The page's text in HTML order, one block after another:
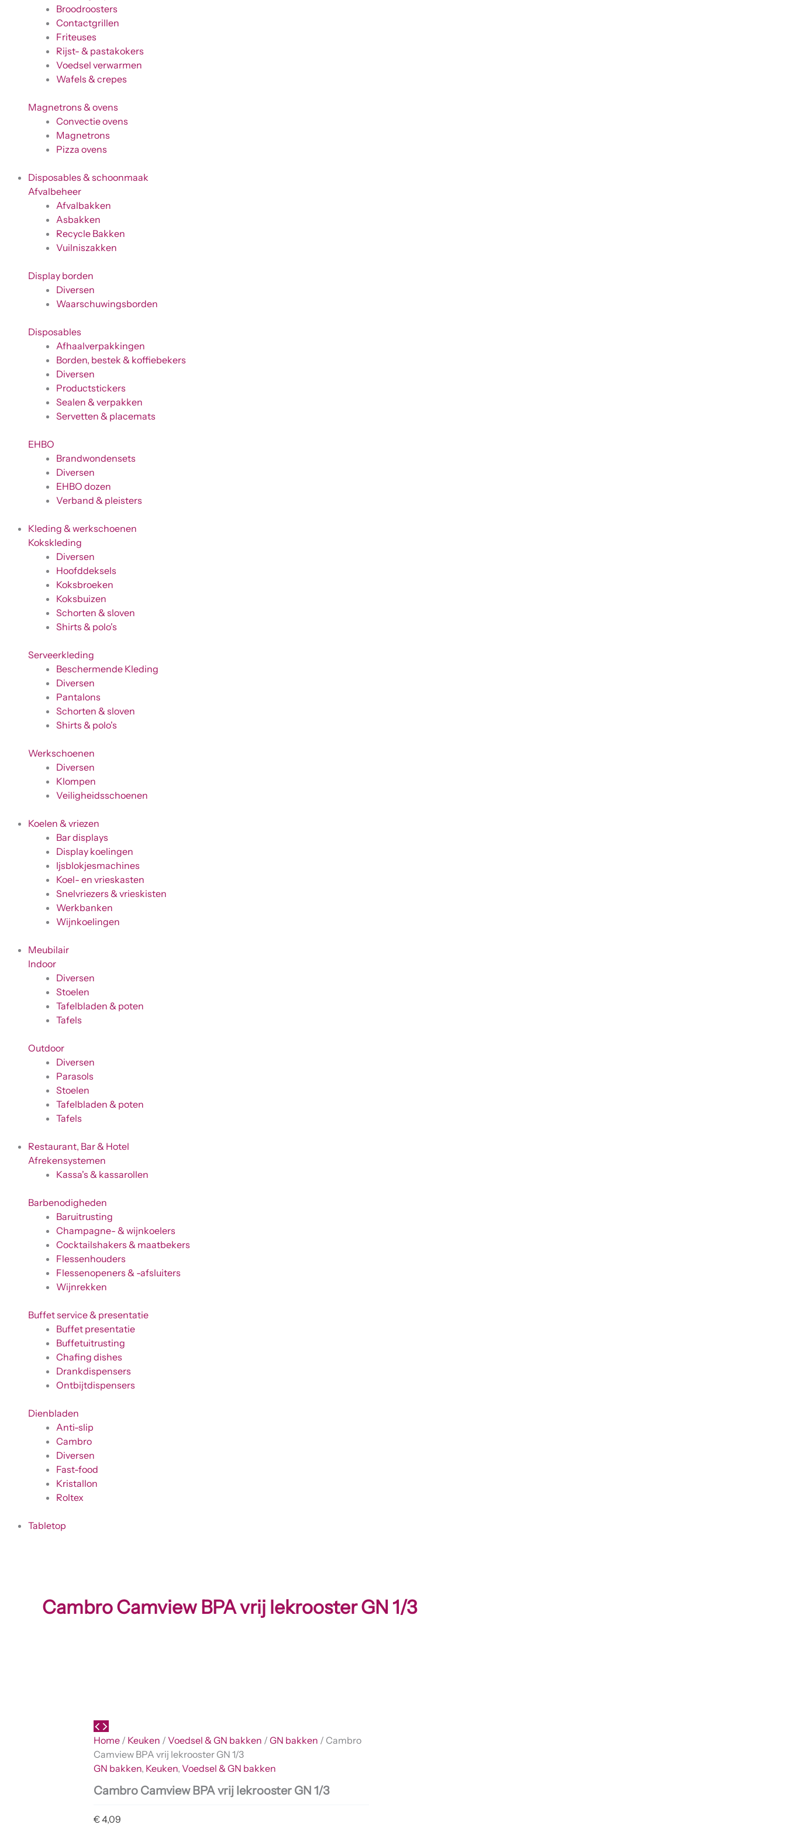
Broodroosters
Contactgrillen
Friteuses
Rijst- & pastakokers
Voedsel verwarmen
Wafels & crepes
Magnetrons & ovens
Convectie ovens
Magnetrons
Pizza ovens
Disposables & schoonmaak
Afvalbeheer
Afvalbakken
Asbakken
Recycle Bakken
Vuilniszakken
Display borden
Diversen
Waarschuwingsborden
Disposables
Afhaalverpakkingen
Borden, bestek & koffiebekers
Diversen
Productstickers
Sealen & verpakken
Servetten & placemats
EHBO
Brandwondensets
Diversen
EHBO dozen
Verband & pleisters
Kleding & werkschoenen
Kokskleding
Diversen
Hoofddeksels
Koksbroeken
Koksbuizen
Schorten & sloven
Shirts & polo's
Serveerkleding
Beschermende Kleding
Diversen
Pantalons
Schorten & sloven
Shirts & polo's
Werkschoenen
Diversen
Klompen
Veiligheidsschoenen
Koelen & vriezen
Bar displays
Display koelingen
Ijsblokjesmachines
Koel- en vrieskasten
Snelvriezers & vrieskisten
Werkbanken
Wijnkoelingen
Meubilair
Indoor
Diversen
Stoelen
Tafelbladen & poten
Tafels
Outdoor
Diversen
Parasols
Stoelen
Tafelbladen & poten
Tafels
Restaurant, Bar & Hotel
Afrekensystemen
Kassa's & kassarollen
Barbenodigheden
Baruitrusting
Champagne- & wijnkoelers
Cocktailshakers & maatbekers
Flessenhouders
Flessenopeners & -afsluiters
Wijnrekken
Buffet service & presentatie
Buffet presentatie
Buffetuitrusting
Chafing dishes
Drankdispensers
Ontbijtdispensers
Dienbladen
Anti-slip
Cambro
Diversen
Fast-food
Kristallon
Roltex
Tabletop
Cambro Camview BPA vrij lekrooster GN 1/3
Home / Keuken / Voedsel & GN bakken / GN bakken / Cambro
Camview BPA vrij lekrooster GN 1/3
GN bakken, Keuken, Voedsel & GN bakken
Cambro Camview BPA vrij lekrooster GN 1/3
€4,09